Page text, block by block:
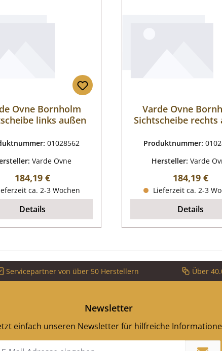
Ovne Bornholm
links außen
01028562
Varde Ovne
Regulärer Preis:
184,19 €
ca. 2-3 Wochen
Details
Varde Ovne
Sichtscheibe rechts
Produktnummer:
Hersteller:Varde
Regulärer
184,19 €
Lieferzeit ca. 2-3
Details
Servicepartner von über 50 Herstellern Über
Newsletter
einfach unseren Newsletter für hilfreiche